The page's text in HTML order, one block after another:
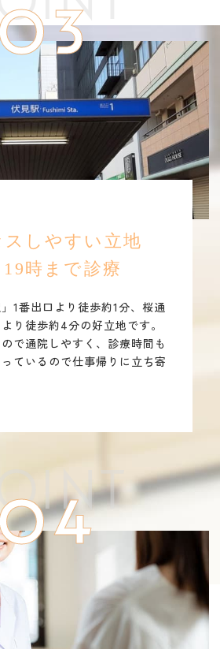
スしやすい立地
時まで診療
1番出口より徒歩約1分、桜通
り徒歩約4分の好立地です。
で通院しやすく、診療時間も
ているので仕事帰りに立ち寄